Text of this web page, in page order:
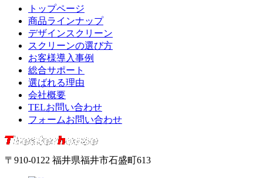
トップページ
商品ラインナップ
デザインスクリーン
スクリーンの選び方
お客様導入事例
総合サポート
選ばれる理由
会社概要
TELお問い合わせ
フォームお問い合わせ
〒910-0122 福井県福井市石盛町613